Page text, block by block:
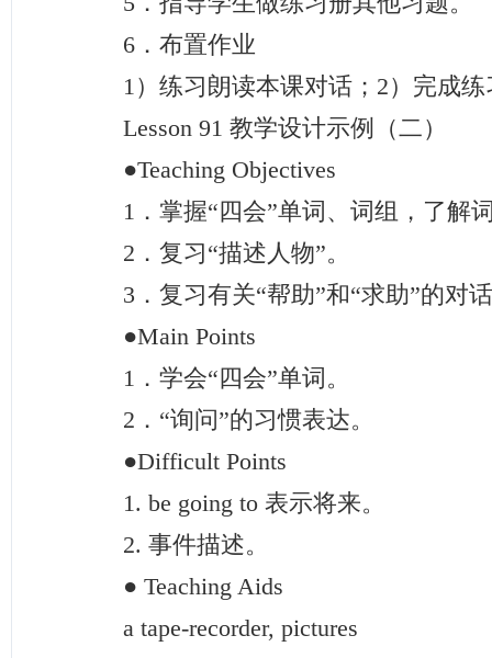
6．布置作业
1）练习朗读本课对话；2）完成练
Lesson 91 教学设计示例（二）
●Teaching Objectives
1．掌握“四会”单词、词组，了解
2．复习“描述人物”。
3．复习有关“帮助”和“求助”的对
●Main Points
1．学会“四会”单词。
2．“询问”的习惯表达。
●Difficult Points
1. be going to 表示将来。
2. 事件描述。
● Teaching Aids
a tape-recorder, pictures